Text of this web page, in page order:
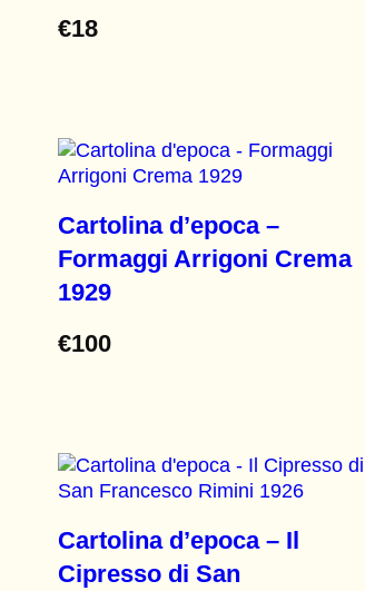
€18
Cartolina d’epoca –
Formaggi Arrigoni Crema
1929
€100
Cartolina d’epoca – Il
Cipresso di San